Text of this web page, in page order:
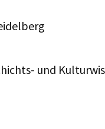
und